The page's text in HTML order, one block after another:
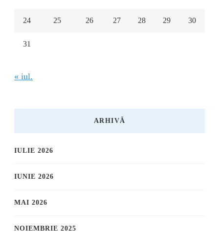
24 25 26 27 28 29 30
31
« iul.
ARHIVĂ
IULIE 2026
IUNIE 2026
MAI 2026
NOIEMBRIE 2025